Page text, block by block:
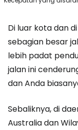
Di luar kota dan
sebagian besar
lebih padat
jalan ini
dan Anda
Sebaliknya, di
Australia dan